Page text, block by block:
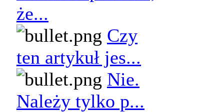
że...
Czy
ten artykuł jes...
Nie.
Należy tylko p...